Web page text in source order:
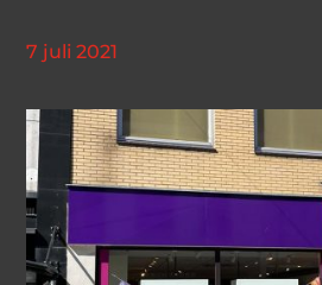
7 juli 2021